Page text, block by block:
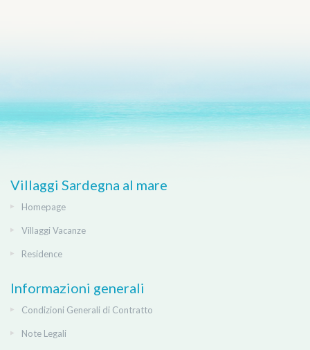
Villaggi Sardegna al mare
Homepage
Villaggi Vacanze
Residence
Informazioni generali
Condizioni Generali di Contratto
Note Legali